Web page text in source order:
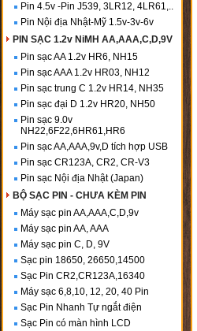
Pin 4.5v -Pin J539, 3LR12, 4LR61,..
Pin Nội địa Nhật-Mỹ 1.5v-3v-6v
PIN SẠC 1.2v NiMH AA,AAA,C,D,9V
Pin sạc AA 1.2v HR6, NH15
Pin sạc AAA 1.2v HR03, NH12
Pin sạc trung C 1.2v HR14, NH35
Pin sạc đại D 1.2v HR20, NH50
Pin sạc 9.0v
NH22,6F22,6HR61,HR6
Pin sạc AA,AAA,9v,D tích hợp USB
Pin sạc CR123A, CR2, CR-V3
Pin sạc Nội địa Nhật (Japan)
BỘ SẠC PIN - CHƯA KÈM PIN
Máy sạc pin AA,AAA,C,D,9v
Máy sạc pin AA, AAA
Máy sạc pin C, D, 9V
Sạc pin 18650, 26650,14500
Sạc Pin CR2,CR123A,16340
Máy sạc 6,8,10, 12, 20, 40 Pin
Sạc Pin Nhanh Tự ngắt điện
Sạc Pin có màn hình LCD